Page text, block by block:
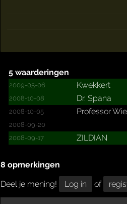
5 waarderingen
2009-05-06 Kwekkert
2008-10-08 Dr. Spana
2008-10-05 Professor
2008-09-20
2008-09-17 ZILDIAN
8 opmerkingen
Deel je mening!
Log in of